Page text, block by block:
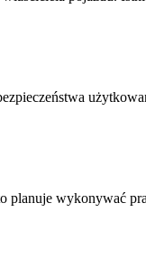
wykonywać